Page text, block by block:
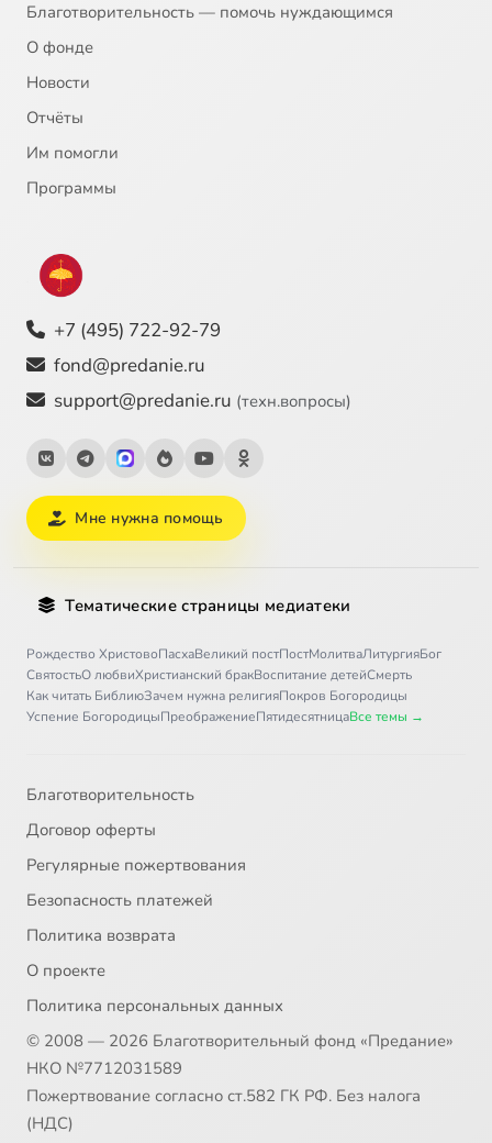
Благотворительность — помочь нуждающимся
О фонде
Новости
Отчёты
Им помогли
Программы
+7 (495) 722-92-79
fond@predanie.ru
support@predanie.ru (техн.вопросы)
Мне нужна помощь
Тематические страницы медиатеки
Рождество ХристовоПасхаВеликий постПостМолитваЛитургияБог
СвятостьО любвиХристианский бракВоспитание детейСмерть
Как читать БиблиюЗачем нужна религияПокров Богородицы
Успение БогородицыПреображениеПятидесятницаВсе темы →
Благотворительность
Договор оферты
Регулярные пожертвования
Безопасность платежей
Политика возврата
О проекте
Политика персональных данных
© 2008 — 2026 Благотворительный фонд «Предание»
НКО №7712031589
Пожертвование согласно ст.582 ГК РФ. Без налога
(НДС)